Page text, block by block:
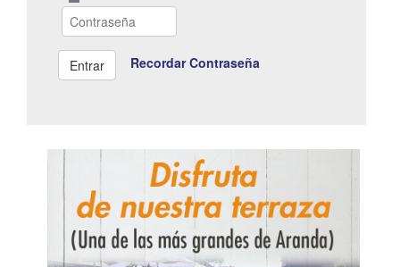
Recordar Contraseña